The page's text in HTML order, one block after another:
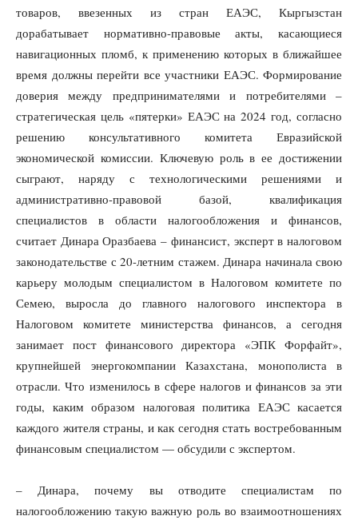
товаров, ввезенных из стран ЕАЭС, Кыргызстан
дорабатывает нормативно-правовые акты, касающиеся
навигационных пломб, к применению которых в ближайшее
время должны перейти все участники ЕАЭС. Формирование
доверия между предпринимателями и потребителями –
стратегическая цель «пятерки» ЕАЭС на 2024 год, согласно
решению консультативного комитета Евразийской
экономической комиссии. Ключевую роль в ее достижении
сыграют, наряду с технологическими решениями и
административно-правовой базой, квалификация
специалистов в области налогообложения и финансов,
считает Динара Оразбаева – финансист, эксперт в налоговом
законодательстве с 20-летним стажем. Динара начинала свою
карьеру молодым специалистом в Налоговом комитете по
Семею, выросла до главного налогового инспектора в
Налоговом комитете министерства финансов, а сегодня
занимает пост финансового директора «ЭПК Форфайт»,
крупнейшей энергокомпании Казахстана, монополиста в
отрасли. Что изменилось в сфере налогов и финансов за эти
годы, каким образом налоговая политика ЕАЭС касается
каждого жителя страны, и как сегодня стать востребованным
финансовым специалистом — обсудили с экспертом.
– Динара, почему вы отводите специалистам по
налогообложению такую важную роль во взаимоотношениях